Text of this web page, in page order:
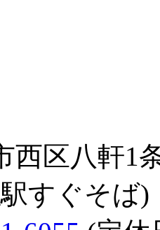
西区八軒1
すぐそば)